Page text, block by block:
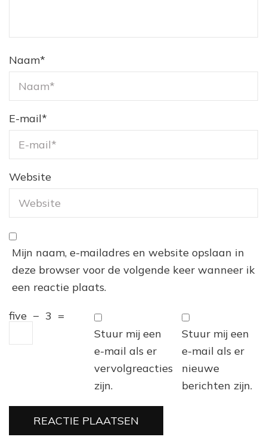
Naam*
E-mail*
Website
Mijn naam, e-mailadres en website opslaan in
deze browser voor de volgende keer wanneer ik
een reactie plaats.
five − 3 =
Stuur mij een
e-mail als er
vervolgreacties
zijn.
Stuur mij een
e-mail als er
nieuwe
berichten zijn.